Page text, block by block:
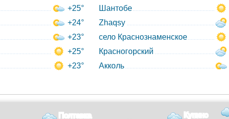
+25°
+24°
+23°
+25°
+23°
Шантобе
Zhaqsy
село Краснознаменское
Красногорский
Акколь
Купино
Полтавка